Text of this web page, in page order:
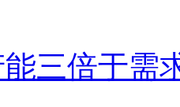
三倍于需